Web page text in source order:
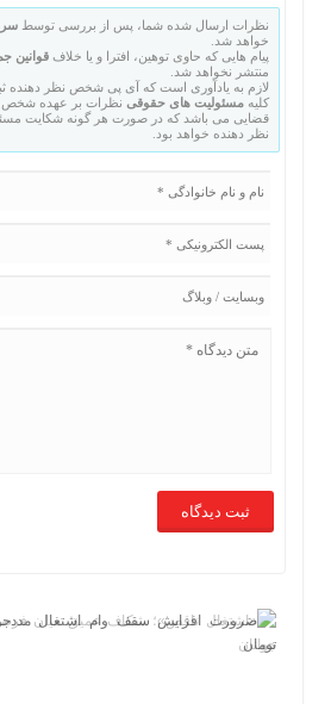
نظرات ارسال شده شما، پس از بررسی توسط
خواهد شد.
پیام هایی که حاوی توهین، افترا و یا خلاف قوانین
منتشر نخواهد شد.
لازم به یادآوری است که آی پی شخص نظر دهنده
کلیه مسئولیت های حقوقینظرات بر عهده شخص
قضایی می باشد که در صورت هر گونه شکایت
نظر دهنده خواهد بود.